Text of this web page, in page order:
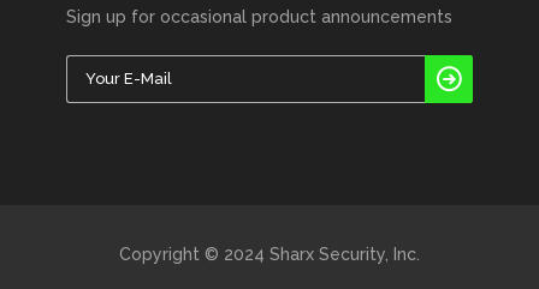
Sign up for occasional product announcements
Copyright © 2024 Sharx Security, Inc.